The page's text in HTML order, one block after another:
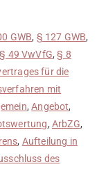
GWB, § 127 GWB,
§ 49 VwVfG,§ 8
für die
mit
,Angebot,
, ArbZG,
, Aufteilung in
des